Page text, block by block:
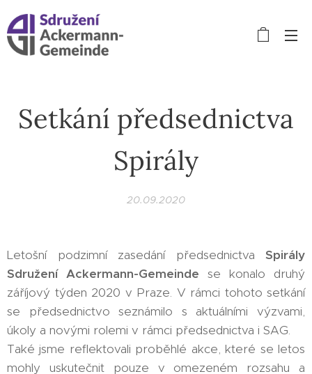
Setkání předsednictva
Spirály
20.09.2020
Letošní podzimní zasedání předsednictva Spirály
Sdružení Ackermann-Gemeinde se konalo druhý
záříjový týden 2020 v Praze. V rámci tohoto setkání
se předsednictvo seznámilo s aktuálními výzvami,
úkoly a novými rolemi v rámci předsednictva i SAG.
Také jsme reflektovali proběhlé akce, které se letos
mohly uskutečnit pouze v omezeném rozsahu a